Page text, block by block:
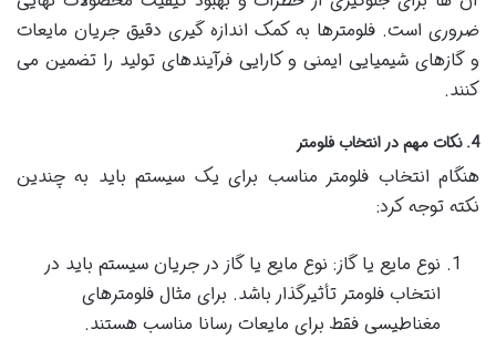
ضروری است. فلومترها به کمک اندازه گیری دقیق جریان مایعات
و گازهای شیمیایی ایمنی و کارایی فرآیندهای تولید را تضمین می
کنند.
4. نکات مهم در انتخاب فلومتر
هنگام انتخاب فلومتر مناسب برای یک سیستم باید به چندین
نکته توجه کرد:
نوع مایع یا گاز: نوع مایع یا گاز در جریان سیستم باید در
انتخاب فلومتر تأثیرگذار باشد. برای مثال فلومترهای
مغناطیسی فقط برای مایعات رسانا مناسب هستند.